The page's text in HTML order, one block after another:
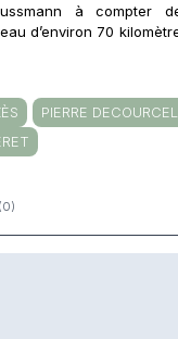
à compter
d’environ 70
PIERRE